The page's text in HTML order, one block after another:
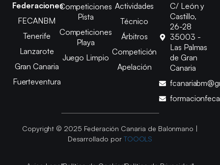
Federaciones
FECANBM
Tenerife
Lanzarote
Gran Canaria
Fuerteventura
Competiciones
Pista
Competiciones
Playa
Juego Limpio
Actividades
Técnico
Árbitros
Competición
Apelación
C/ León y
Castillo,
26-28
35003 -
Las Palmas
de Gran
Canaria
Copyright © 2025 Federación Canaria de Balonmano |
Desarrollado por TOOOLS